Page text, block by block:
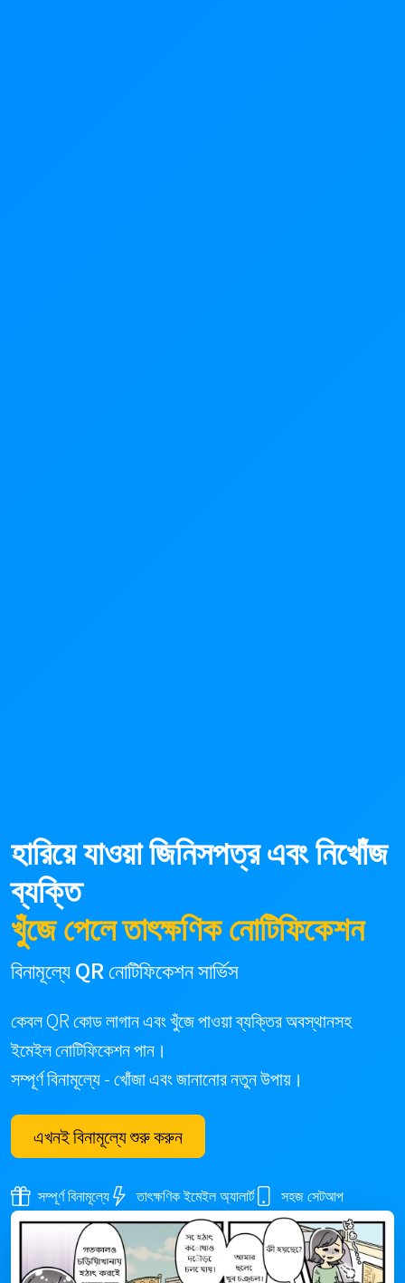
হারিয়ে যাওয়া জিনিসপত্র এবং নিখোঁজ
ব্যক্তি
খুঁজে পেলে তাৎক্ষণিক নোটিফিকেশন
বিনামূল্যে QR নোটিফিকেশন সার্ভিস
কেবল QR কোড লাগান এবং খুঁজে পাওয়া ব্যক্তির অবস্থানসহ
ইমেইল নোটিফিকেশন পান।
সম্পূর্ণ বিনামূল্যে- খোঁজা এবং জানানোর নতুন উপায়।
এখনই বিনামূল্যে শুরু করুন
সম্পূর্ণ বিনামূল্যে তাৎক্ষণিক ইমেইল অ্যালার্ট সহজ সেটআপ